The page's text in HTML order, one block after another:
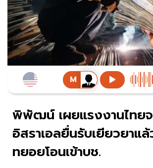
พิพัฒน์ เผยแรงงานไทย
อิสราเอลยื่นรับเยียวยาแล้
ทยอยโอนเข้าบช.